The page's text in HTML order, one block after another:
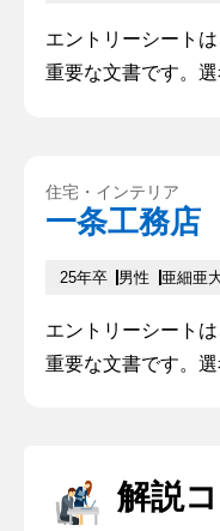
エントリーシート
重要な文書です。
ます。本記事では
ためのポイントや
住宅・インテリア
一条工務店
25年卒 男性 亜細亜
エントリーシート
重要な文書です。
ます。本記事では
解説